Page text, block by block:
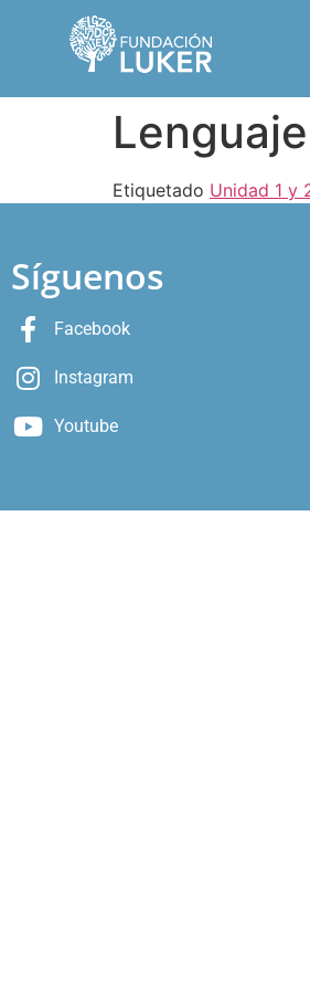
Lenguaje
Etiquetado Unidad 1 y
Síguenos
Facebook
Instagram
Youtube